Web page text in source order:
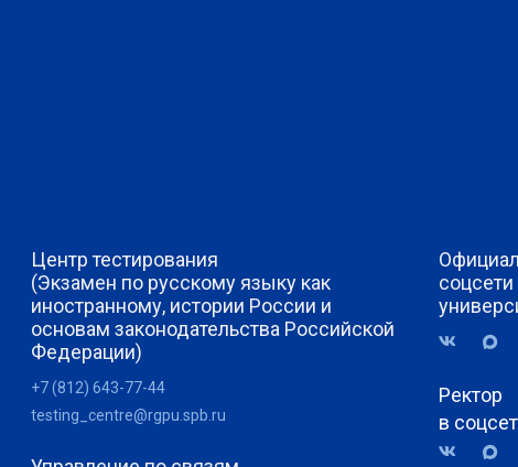
Центр тестирования
(Экзамен по русскому языку как
иностранному, истории России и
основам законодательства Российской
Федерации)
+7 (812) 643-77-44
testing_centre@rgpu.spb.ru
соцсети
Ректор
в